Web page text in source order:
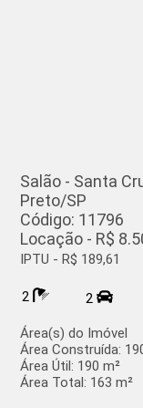
Salão - Santa
Preto/SP
Código: 11796
Locação - R$
IPTU - R$ 189,61
2 2
Área(s) do Imóvel
Área Construída:
Área Útil: 190 m²
Área Total: 163 m²